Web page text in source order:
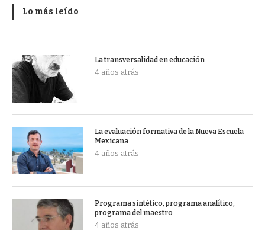
Lo más leído
La transversalidad en educación
4 años atrás
La evaluación formativa de la Nueva Escuela
Mexicana
4 años atrás
Programa sintético, programa analítico,
programa del maestro
4 años atrás